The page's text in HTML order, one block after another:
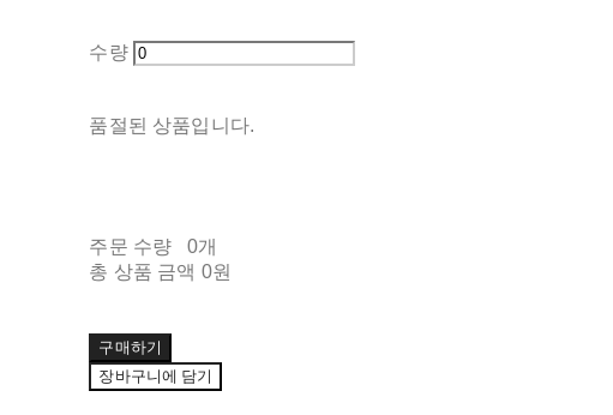
수량
품절된 상품입니다.
주문 수량
0개
총 상품 금액 0원
구매하기
장바구니에 담기